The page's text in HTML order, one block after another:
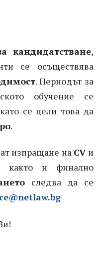
кандидатстване,
се осъществява
. Периодът за
обучение се
се цели това да
.
изпращане на CVи
както и финално
следва да се